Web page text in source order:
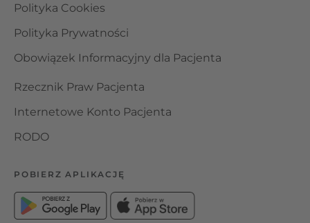
Polityka Cookies
Polityka Prywatności
Obowiązek Informacyjny dla Pacjenta
Rzecznik Praw Pacjenta
Internetowe Konto Pacjenta
RODO
POBIERZ APLIKACJĘ